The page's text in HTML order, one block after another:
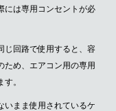
には専用コンセントが必
じ回路で使用すると、容
ため、エアコン用の専用
。
いまま使用されているケ